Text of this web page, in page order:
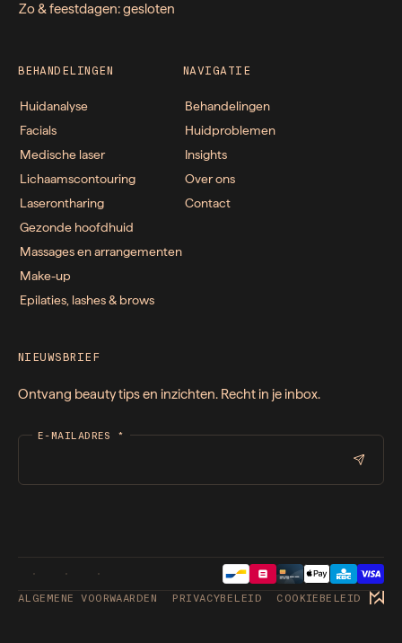
Zo & feestdagen: gesloten
BEHANDELINGEN
Huidanalyse
Facials
Medische laser
Lichaamscontouring
Laserontharing
Gezonde hoofdhuid
Massages en arrangementen
Make-up
Epilaties, lashes & brows
NAVIGATIE
Behandelingen
Huidproblemen
Insights
Over ons
Contact
NIEUWSBRIEF
Ontvang beauty tips en inzichten. Recht in je inbox.
E-MAILADRES *
ALGEMENE VOORWAARDEN PRIVACYBELEID COOKIEBELEID